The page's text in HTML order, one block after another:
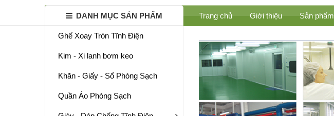
DANH MỤC SẢN PHẨM Trang chủ Giới thiệu Sản phẩm
Ghế Xoay Tròn Tĩnh Điện
Kim - Xi lanh bơm keo
Khăn - Giấy - Sổ Phòng Sạch
Quần Áo Phòng Sạch